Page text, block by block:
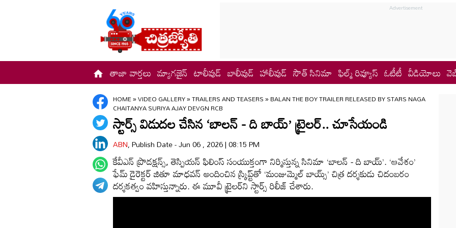
తాజా వార్తలు మ్యాగజైన్ టాలీవుడ్ బాలీవుడ్ హాలీవుడ్ సౌత్ సినిమా ఫిల్మ్ రివ్యూస్ ఓటీటీ వీడియోలు
HOME»VIDEO GALLERY»TRAILERS AND TEASERS»BALAN THE BOY TRAILER RELEASED BY STARS NAGA
CHAITANYA SURIYA AJAY DEVGN RCB
స్టార్స్ విడుదల చేసిన ‘బాలన్ - ది బాయ్’ ట్రైలర్.. చూసేయండి
ABN, Publish Date - Jun 06 , 2026 | 08:15 PM
కేవీఎన్ ప్రొడక్షన్స్, తెస్పియన్ ఫిలింస్ సంయుక్తంగా నిర్మిస్తున్న సినిమా ‘బాలన్ - ది బాయ్’. ‘ఆవేశం’
ఫేమ్ డైరెక్టర్ జితూ మాధవన్ అందించిన స్క్రిప్ట్‌తో ‘మంజుమ్మెల్ బాయ్స్’ చిత్ర దర్శకుడు చిదంబరం
దర్శకత్వం వహిస్తున్నారు. ఈ మూవీ ట్రైలర్‌ని స్టార్స్ రిలీజ్ చేశారు.